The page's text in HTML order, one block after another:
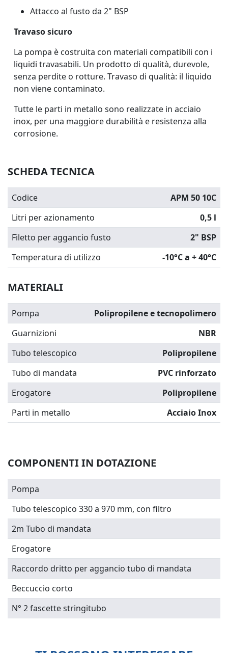
Attacco al fusto da 2" BSP
Travaso sicuro
La pompa è costruita con materiali compatibili con i
liquidi travasabili. Un prodotto di qualità, durevole,
senza perdite o rotture. Travaso di qualità: il liquido
non viene contaminato.
Tutte le parti in metallo sono realizzate in acciaio
inox, per una maggiore durabilità e resistenza alla
corrosione.
SCHEDA TECNICA
Codice
APM 50 10C
Litri per azionamento
0,5 l
Filetto per aggancio fusto
2" BSP
Temperatura di utilizzo
-10°C a + 40°C
MATERIALI
Pompa
Polipropilene e tecnopolimero
Guarnizioni
NBR
Tubo telescopico
Polipropilene
Tubo di mandata
PVC rinforzato
Erogatore
Polipropilene
Parti in metallo
Acciaio Inox
COMPONENTI IN DOTAZIONE
Pompa
Tubo telescopico 330 a 970 mm, con filtro
2m Tubo di mandata
Erogatore
Raccordo dritto per aggancio tubo di mandata
Beccuccio corto
N° 2 fascette stringitubo